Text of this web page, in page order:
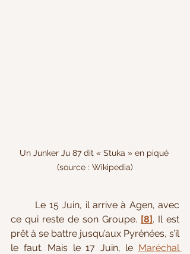
Un Junker Ju 87 dit « Stuka » en piqué
(source : Wikipedia)
Le 15 Juin, il arrive à Agen, avec
ce qui reste de son Groupe. [8]. Il est
prêt à se battre jusqu’aux Pyrénées, s’il
le faut. Mais le 17 Juin, le Maréchal